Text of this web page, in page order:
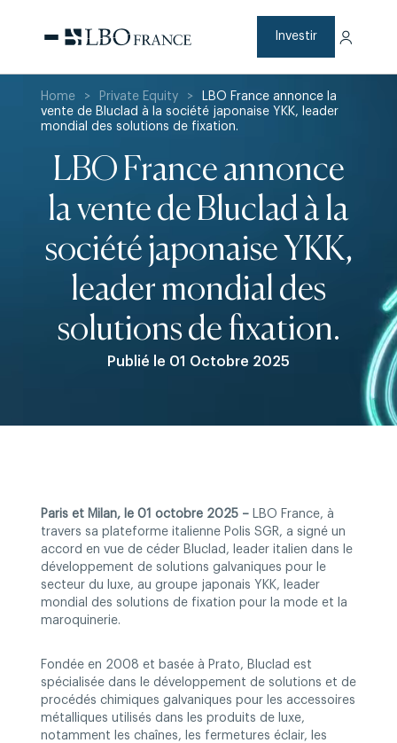
contenu
Investir
Home > Private Equity >
LBO France annonce la
vente de Bluclad à la société japonaise YKK, leader
mondial des solutions de fixation.
LBO France annonce
la vente de Bluclad à la
société japonaise YKK,
leader mondial des
solutions de fixation.
Publié le 01 Octobre 2025
Paris et Milan, le 01 octobre 2025 – LBO France, à
travers sa plateforme italienne Polis SGR, a signé un
accord en vue de céder Bluclad, leader italien dans le
développement de solutions galvaniques pour le
secteur du luxe, au groupe japonais YKK, leader
mondial des solutions de fixation pour la mode et la
maroquinerie.
Fondée en 2008 et basée à Prato, Bluclad est
spécialisée dans le développement de solutions et de
procédés chimiques galvaniques pour les accessoires
métalliques utilisés dans les produits de luxe,
notamment les chaînes, les fermetures éclair, les